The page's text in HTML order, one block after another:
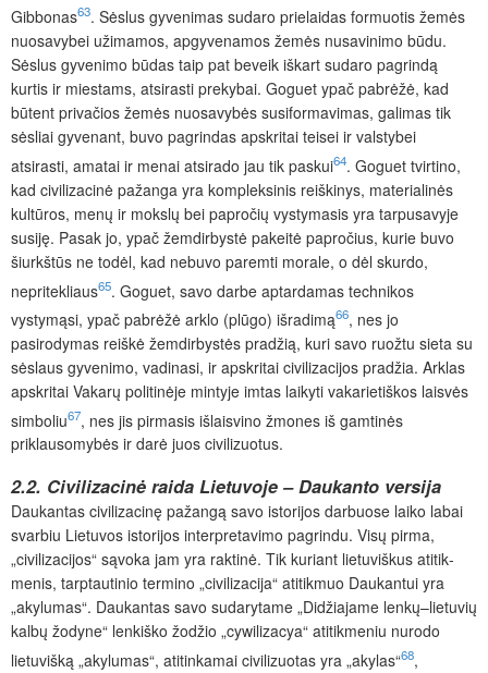
Gibbonas63. Sėslus gyvenimas sudaro prielaidas formuotis žemės
nuosavybei užimamos, apgyvenamos žemės nusavinimo būdu.
Sėslus gyvenimo būdas taip pat beveik iškart sudaro pagrindą
kurtis ir miestams, atsirasti prekybai. Goguet ypač pabrėžė, kad
būtent privačios žemės nuosavybės susiformavimas, galimas tik
sėsliai gyvenant, buvo pagrindas apskritai teisei ir valstybei
atsirasti, amatai ir menai atsirado jau tik paskui64. Goguet tvirtino,
kad civilizacinė pažanga yra kompleksinis reiškinys, materialinės
kultūros, menų ir mokslų bei papročių vystymasis yra tarpusavyje
susiję. Pasak jo, ypač žemdirbystė pakeitė papročius, kurie buvo
šiurkštūs ne todėl, kad nebuvo paremti morale, o dėl skurdo,
nepritekliaus65. Goguet, savo darbe aptardamas technikos
vystymąsi, ypač pabrėžė arklo (plūgo) išradimą66, nes jo
pasirodymas reiškė žemdirbystės pradžią, kuri savo ruožtu sieta su
sėslaus gyvenimo, vadinasi, ir apskritai civilizacijos pradžia. Arklas
apskritai Vakarų politinėje mintyje imtas laikyti vakarietiškos laisvės
simboliu67, nes jis pirmasis išlaisvino žmones iš gamtinės
priklausomybės ir darė juos civilizuotus.
2.2. Civilizacinė raida Lietuvoje – Daukanto versija
Daukantas civilizacinę pažangą savo istorijos darbuose laiko labai
svarbiu Lietuvos istorijos interpretavimo pagrindu. Visų pirma,
„civilizacijos“ sąvoka jam yra raktinė. Tik kuriant lietuviškus atitik­
menis, tarptautinio termino „civilizacija“ atitikmuo Daukantui yra
„akylumas“. Daukantas savo sudarytame „Didžiajame lenkų–lietuvių
kalbų žodyne“ lenkiško žodžio „cywilizacya“ atitikmeniu nurodo
lietuvišką „akylumas“, atitinkamai civilizuotas yra „akylas“68,